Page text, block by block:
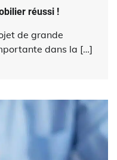
réussi !
de grande
dans la […]